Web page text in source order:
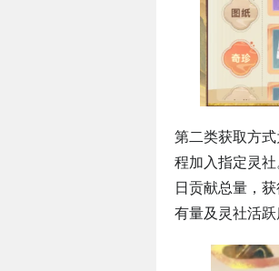
第二类获取方
程加入指定灵
日贡献总量，
有量及灵社活